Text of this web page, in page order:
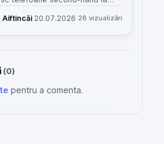
cu intrările normale în
Aiftincăi·20.07.2026 28 vizualizări
(0)
pentru a comenta.